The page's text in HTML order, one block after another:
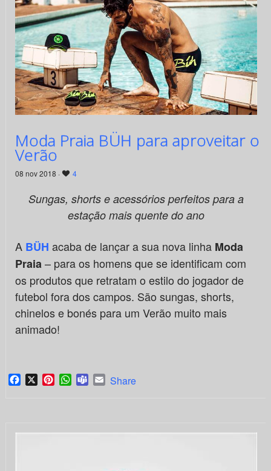
Moda Praia BÜH para aproveitar o
Verão
08 nov 2018 · 4
Sungas, shorts e acessórios perfeitos para a
estação mais quente do ano
A BÜH acaba de lançar a sua nova linha Moda
Praia– para os homens que se identificam com
os produtos que retratam o estilo do jogador de
futebol fora dos campos. São sungas, shorts,
chinelos e bonés para um Verão muito mais
animado!
Facebook
X PinterestWhatsApp
TeamsEmail
Share